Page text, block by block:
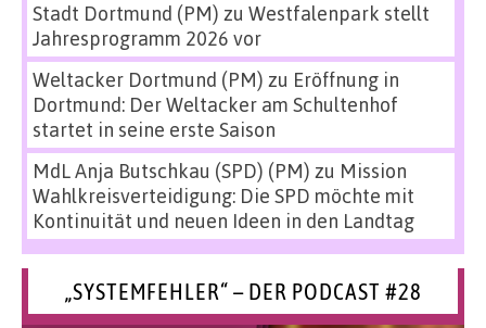
Stadt Dortmund (PM) zu Westfalenpark stellt
Jahresprogramm 2026 vor
Weltacker Dortmund (PM) zu Eröffnung in
Dortmund: Der Weltacker am Schultenhof
startet in seine erste Saison
MdL Anja Butschkau (SPD) (PM) zu Mission
Wahlkreisverteidigung: Die SPD möchte mit
Kontinuität und neuen Ideen in den Landtag
„SYSTEMFEHLER“ – DER PODCAST #28